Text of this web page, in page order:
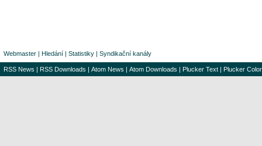
Webmaster | Hledání | Statistiky | Syndikační kanály
RSS News | RSS Downloads | Atom News | Atom Downloads | Plucker Text | Plucker Color